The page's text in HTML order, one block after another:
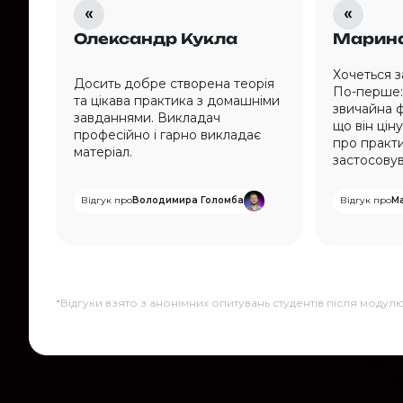
Олександр Кукла
Досить добре створена теорія
та цікава практика з домашніми
завданнями. Викладач
професійно і гарно викладає
матеріал.
Відгук проВолодимира Голомба
Хочеться
По-перше:
звичайна
що він
про
Відгук про
*Відгуки взято з анонімних опитувань студентів після